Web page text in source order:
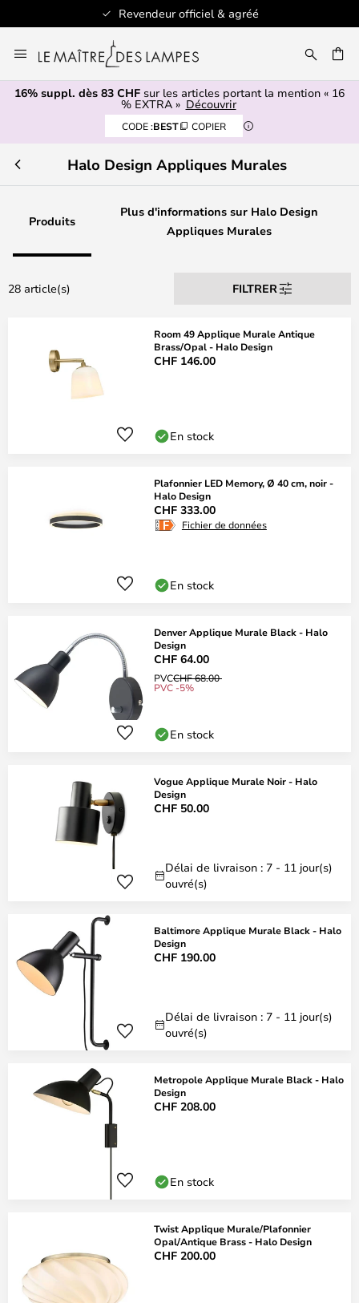
Revendeur officiel & agréé
au
contenu
16% suppl. dès 83 CHF sur les articles portant la mention « 16
% EXTRA » Découvrir
CODE :BEST COPIER
Halo Design Appliques Murales
Produits
Plus d'informations sur Halo Design
Appliques Murales
28 article(s) FILTRER
Room 49 Applique Murale Antique
Brass/Opal - Halo Design
CHF 146.00
En stock
Plafonnier LED Memory, Ø 40 cm, noir -
Halo Design
CHF 333.00
Fichier de données
En stock
Denver Applique Murale Black - Halo
Design
CHF 64.00
PVCCHF 68.00
PVC -5%
En stock
Vogue Applique Murale Noir - Halo
Design
CHF 50.00
Délai de livraison : 7 - 11 jour(s)
ouvré(s)
Baltimore Applique Murale Black - Halo
Design
CHF 190.00
Délai de livraison : 7 - 11 jour(s)
ouvré(s)
Metropole Applique Murale Black - Halo
Design
CHF 208.00
En stock
Twist Applique Murale/Plafonnier
Opal/Antique Brass - Halo Design
CHF 200.00